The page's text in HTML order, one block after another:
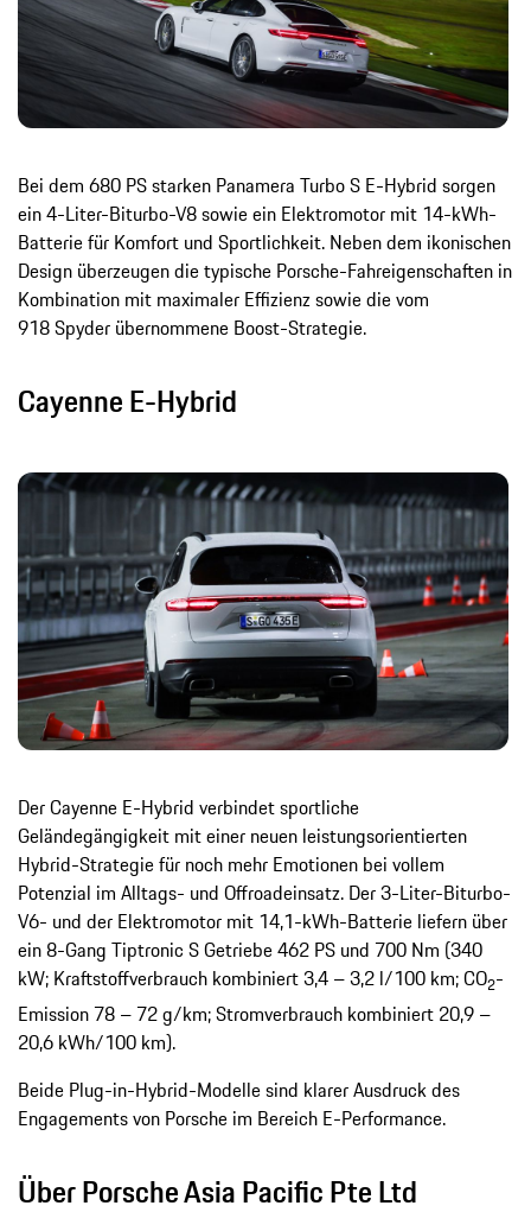
Bei dem 680 PS starken Panamera Turbo S E-Hybrid sorgen
ein 4-Liter-Biturbo-V8 sowie ein Elektromotor mit 14-kWh-
Batterie für Komfort und Sportlichkeit. Neben dem ikonischen
Design überzeugen die typische Porsche-Fahreigenschaften in
Kombination mit maximaler Effizienz sowie die vom
918 Spyder übernommene Boost-Strategie.
Cayenne E-Hybrid
Der Cayenne E-Hybrid verbindet sportliche
Geländegängigkeit mit einer neuen leistungsorientierten
Hybrid-Strategie für noch mehr Emotionen bei vollem
Potenzial im Alltags- und Offroadeinsatz. Der 3-Liter-Biturbo-
V6- und der Elektromotor mit 14,1-kWh-Batterie liefern über
ein 8-Gang Tiptronic S Getriebe 462 PS und 700 Nm (340
kW; Kraftstoffverbrauch kombiniert 3,4 – 3,2 l/100 km; CO2-
Emission 78 – 72 g/km; Stromverbrauch kombiniert 20,9 –
20,6 kWh/100 km).
Beide Plug-in-Hybrid-Modelle sind klarer Ausdruck des
Engagements von Porsche im Bereich E-Performance.
Über Porsche Asia Pacific Pte Ltd